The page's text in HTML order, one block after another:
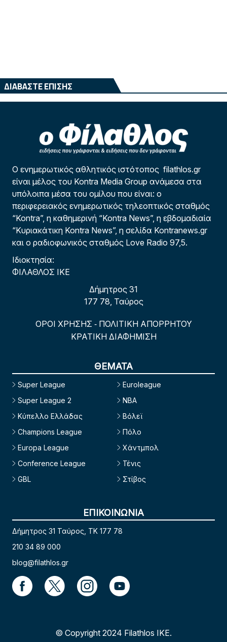
ΔΙΑΒΑΣΤΕ ΕΠΙΣΗΣ
Ο ενημερωτικός αθλητικός ιστότοπος filathlos.gr
είναι μέλος του Kontra Media Group ανάμεσα στα
υπόλοιπα μέσα του ομίλου που είναι: ο
περιφερειακός ενημερωτικός τηλεοπτικός σταθμός
“Kontra”, η καθημερινή “Kontra News”, η εβδομαδιαία
“Κυριακάτικη Kontra News”, η σελίδα Kontranews.gr
και ο ραδιοφωνικός σταθμός Love Radio 97,5.
Ιδιοκτησία:
ΦΙΛΑΘΛΟΣ ΙΚΕ
Δήμητρος 31
177 78, Ταύρος
ΟΡΟΙ ΧΡΗΣΗΣ - ΠΟΛΙΤΙΚΗ ΑΠΟΡΡΗΤΟΥ
ΚΡΑΤΙΚΗ ΔΙΑΦΗΜΙΣΗ
ΘΕΜΑΤΑ
Super League
Super League 2
Κύπελλο Ελλάδας
Champions League
Europa League
Conference League
GBL
Euroleague
NBA
Βόλεϊ
Πόλο
Χάντμπολ
Τένις
Στίβος
ΕΠΙΚΟΙΝΩΝΙΑ
Δήμητρος 31 Ταύρος, TK 177 78
210 34 89 000
blog@filathlos.gr
© Copyright 2024 Filathlos ΙΚΕ.